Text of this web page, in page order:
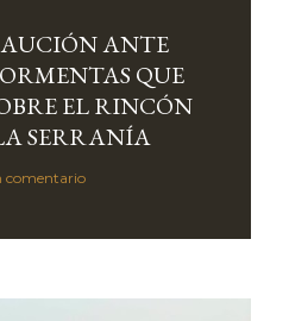
ANTE
QUE
EL RINCÓN
SERRANÍA
comentario